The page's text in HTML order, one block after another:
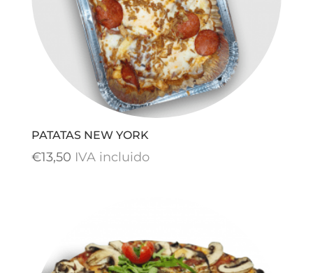
PATATAS NEW YORK
€13,50 IVA incluido